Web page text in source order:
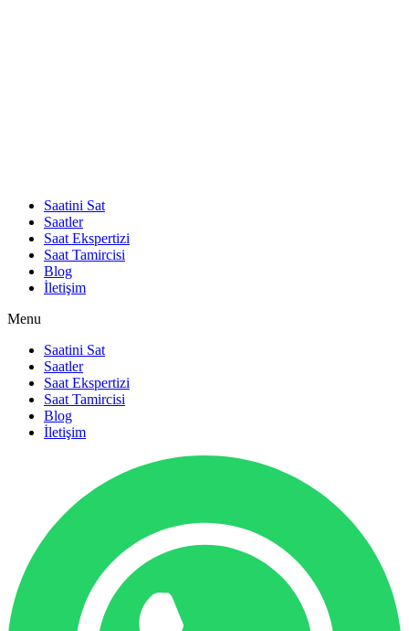
Saatini Sat
Saatler
Saat Ekspertizi
Saat Tamircisi
Blog
İletişim
Menu
Saatini Sat
Saatler
Saat Ekspertizi
Saat Tamircisi
Blog
İletişim